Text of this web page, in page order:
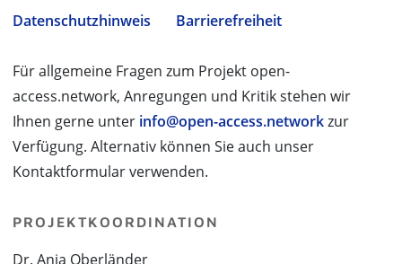
Datenschutzhinweis
Barrierefreiheit
Für allgemeine Fragen zum Projekt open-
access.network, Anregungen und Kritik stehen wir
Ihnen gerne unter info@open-access.networkzur
Verfügung. Alternativ können Sie auch unser
Kontaktformular verwenden.
PROJEKTKOORDINATION
Dr. Anja Oberländer